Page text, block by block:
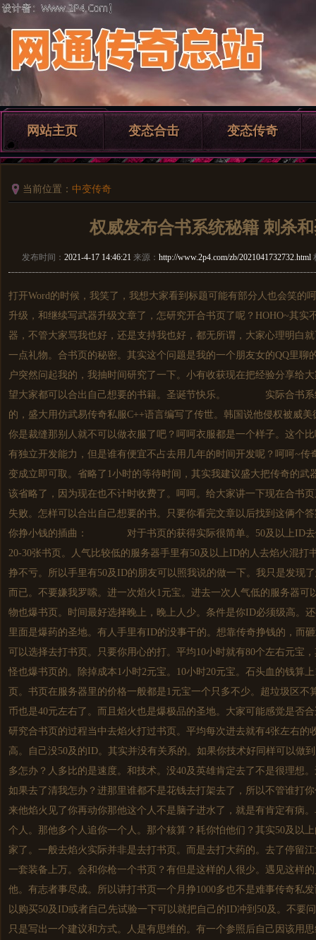
网站主页 变态合击 变态传奇
当前位置： 中变传奇
权威发布合书系统秘籍 刺杀
发布时间： 2021-4-17 14:46:21 来源： http://www.2p4.com/zb/2021041732732.html
打开Word的时候，我笑了，我想大家看到标题可能有部分人也会笑的
升级，和继续写武器升级文章了，怎研究开合书页了呢？HOHO~其实
器，不管大家骂我也好，还是支持我也好，都无所谓，大家心理明白
一点礼物。合书页的秘密。其实这个问题是我的一个朋友女的QQ里聊
户突然问起我的，我抽时间研究了一下。小有收获现在把经验分享给
望大家都可以合出自己想要的书籍。圣诞节快乐。 实际合书系
的，盛大用仿武易传奇私服C++语言编写了传世。韩国说他侵权被威
你是裁缝那别人就不可以做衣服了吧？呵呵衣服都是一个样子。这个
有独立开发能力，但是谁有便宜不占去用几年的时间开发呢？呵呵~传
变成立即可取。省略了1小时的等待时间，其实我建议盛大把传奇的武
该省略了，因为现在也不计时收费了。呵呵。给大家讲一下现在合书
失败。怎样可以合出自己想要的书。只要你看完文章以后找到这
你挣小钱的插曲： 对于书页的获得实际很简单。50及以上ID去
20-30张书页。人气比较低的服务器手里有50及以上ID的人去焰火混打
挣不亏。所以手里有50及ID的朋友可以照我说的做一下。我只是发现
而已。不要嫌我罗嗦。进一次焰火1元宝。进去一次人气低的服务器可
物也爆书页。时间最好选择晚上，晚上人少。条件是你ID必须级高。
里面是爆药的圣地。有人手里有ID的没事干的。想靠传奇挣钱的，而
可以选择去打书页。只要你用心的打。平均10小时就有80个左右元宝
怪也爆书页的。除掉成本1小时2元宝。10小时20元宝。石头血的钱算
页。书页在服务器里的价格一般都是1元宝一个只多不少。超垃圾区不
币也是40元左右了。而且焰火也是爆极品的圣地。大家可能感觉是否
研究合书页的过程当中去焰火打过书页。平均每次进去就有4张左右的
高。自己没50及的ID。其实并没有关系的。如果你技术好同样可以做
多怎办？人多比的是速度。和技术。没40及英雄肯定去了不是很理想
如果去了清我怎办？进那里谁都不是花钱去打架去了，所以不管谁打
来他焰火见了你再动你那他这个人不是脑子进水了，就是有肯定有病
个人。那他多个人追你一个人。那个核算？耗你怕他们？其实50及以
家了。一般去焰火实际并非是去打书页。而是去打大药的。去了停留
一套装备上万。会和你枪一个书页？有但是这样的人很少。遇见这样
他。有志者事尽成。所以讲打书页一个月挣1000多也不是难事传奇私
以购买50及ID或者自己先试验一下可以就把自己的ID冲到50及。不要
只是写出一个建议和方式。人是有思维的。有一个参照后自己因该用